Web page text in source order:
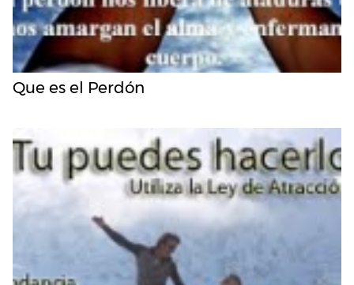
Que es el Perdón